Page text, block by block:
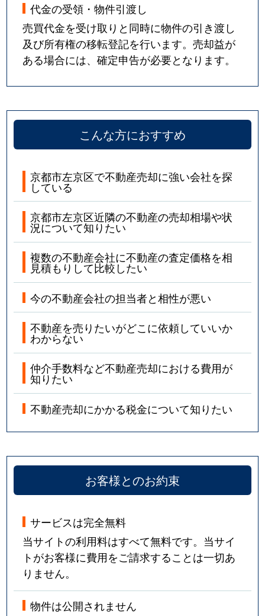
代金の受領・物件引渡し
売買代金を受け取りと同時に物件の引き渡し
及び所有権の移転登記を行います。売却益が
ある場合には、確定申告が必要となります。
こんな方におすすめ
京都市左京区で不動産売却に強い会社を探
している
京都市左京区近隣の不動産の売却相場や状
況について知りたい
複数の不動産会社に不動産の査定価格を相
見積もりして比較したい
今の不動産会社の担当者と相性が悪い
不動産を売りたいがどこに依頼していいか
わからない
仲介手数料など不動産売却における費用が
知りたい
不動産売却にかかる税金について知りたい
お客様とのお約束
サービスは完全無料
当サイトの利用料はすべて無料です。当サイ
トがお客様に費用をご請求することは一切あ
りません。
物件は公開されません